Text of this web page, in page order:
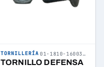
TORNILLERÍA 01-1810-160038-04
TORNILLO DEFENSA